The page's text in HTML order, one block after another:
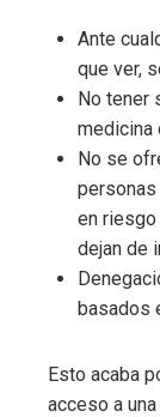
Ante
que ver,
No tener
medicina
No se
en
dejan de
basados
Esto acaba
acceso a